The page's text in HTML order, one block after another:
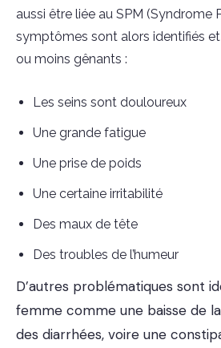
aussi être liée au SPM (Syndrome
symptômes sont alors identifiés
ou moins gênants :
Les seins sont douloureux
Une grande fatigue
Une prise de poids
Une certaine irritabilité
Des maux de tête
Des troubles de l’humeur
D’autres problématiques sont
femme comme une baisse de
des diarrhées, voire une